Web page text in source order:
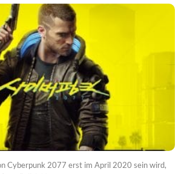
Cyberpunk 2077 erst im April 2020 sein wird,